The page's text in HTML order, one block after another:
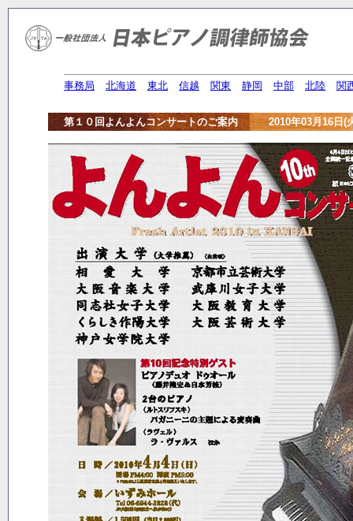
事務局 北海道 東北 信越 関東 静岡 中部 北陸 関
第１０回よんよんコンサートのご案内 2010年03月16日(